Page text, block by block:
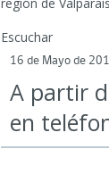
Escuchar
16 de Mayo de
A partir
en